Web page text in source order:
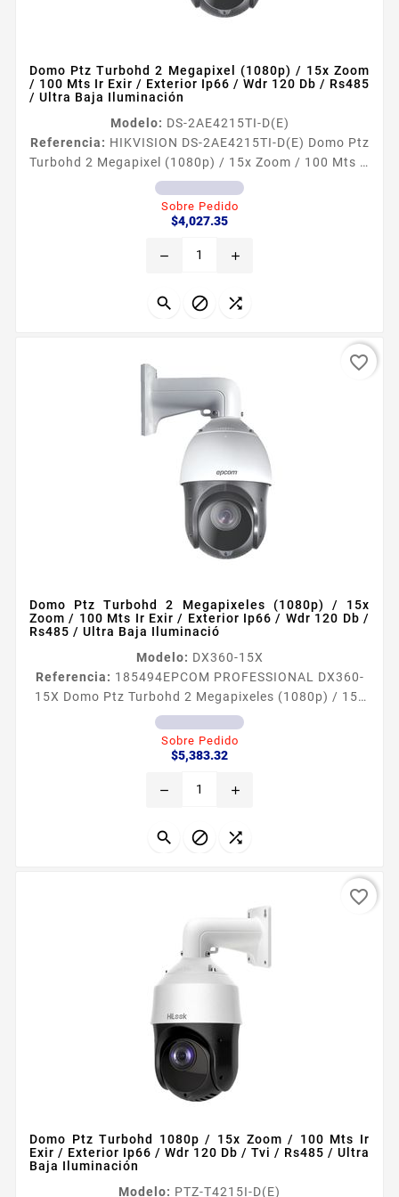
Domo Ptz Turbohd 2 Megapixel (1080p) / 15x Zoom
/ 100 Mts Ir Exir / Exterior Ip66 / Wdr 120 Db / Rs485
/ Ultra Baja Iluminación
Modelo: DS-2AE4215TI-D(E)
Referencia: HIKVISION DS-2AE4215TI-D(E) Domo Ptz
Turbohd 2 Megapixel (1080p) / 15x Zoom / 100 Mts Ir
Exir / Exterior Ip66 / Wdr 120 Db / Rs485 / Ultra Baja
Iluminación Caracteriacutesticas principales
Resolucioacuten maacutexima 2 Megapixel 1920 x
F16 AGC ON Iluminacioacuten miacutenima BN 0001
HLC EIS...
Sobre Pedido
$4,027.35Precio
remove add
  
Domo Ptz Turbohd 2 Megapixeles (1080p) / 15x
Zoom / 100 Mts Ir Exir / Exterior Ip66 / Wdr 120 Db /
Rs485 / Ultra Baja Iluminació
Modelo: DX360-15X
Referencia: 185494EPCOM PROFESSIONAL DX360-
15X Domo Ptz Turbohd 2 Megapixeles (1080p) / 15x
Zoom / 100 Mts Ir Exir / Exterior Ip66 / Wdr 120 Db /
Rs485 / Ultra Baja Iluminació Caracteriacutesticas
principales Resolucioacuten maacutexima 2
miacutenima Color 0005 Lux F16 AGC ON
Sobre Pedido
$5,383.32Precio
remove add
  
favorite_border
Domo Ptz Turbohd 1080p / 15x Zoom / 100 Mts Ir
Exir / Exterior Ip66 / Wdr 120 Db / Tvi / Rs485 / Ultra
Baja Iluminación
Modelo: PTZ-T4215I-D(E)
favorite_border